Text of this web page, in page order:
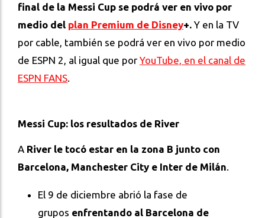
final de la Messi Cup se podrá ver en vivo por
medio del plan Premium de Disney+. Y en la TV
por cable, también se podrá ver en vivo por medio
de ESPN 2, al igual que por YouTube, en el canal de
ESPN FANS
Messi Cup: los resultados de River
A River le tocó estar en la zona B junto con
Barcelona, Manchester City e Inter de Milán
El 9 de diciembre abrió la fase de
grupos enfrentando al Barcelona de